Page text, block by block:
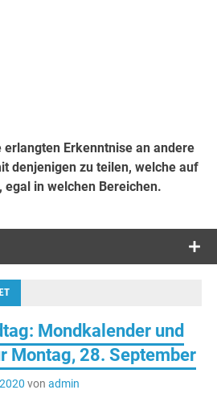
Erkenntnise an andere
denjenigen zu teilen, welche auf
egal in welchen Bereichen.
Mondkalender und
Montag, 28. September
von admin